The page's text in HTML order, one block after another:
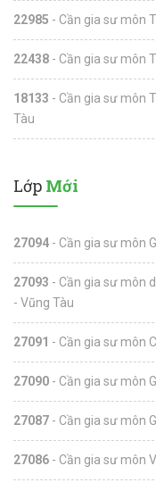
22985 - Cần gia sư môn
22438 - Cần gia sư môn
18133 - Cần gia sư môn
Tàu
Lớp Mới
27094 - Cần gia sư môn
27093 - Cần gia sư môn
- Vũng Tàu
27091 - Cần gia sư môn
27090 - Cần gia sư môn
27087 - Cần gia sư môn
27086 - Cần gia sư môn